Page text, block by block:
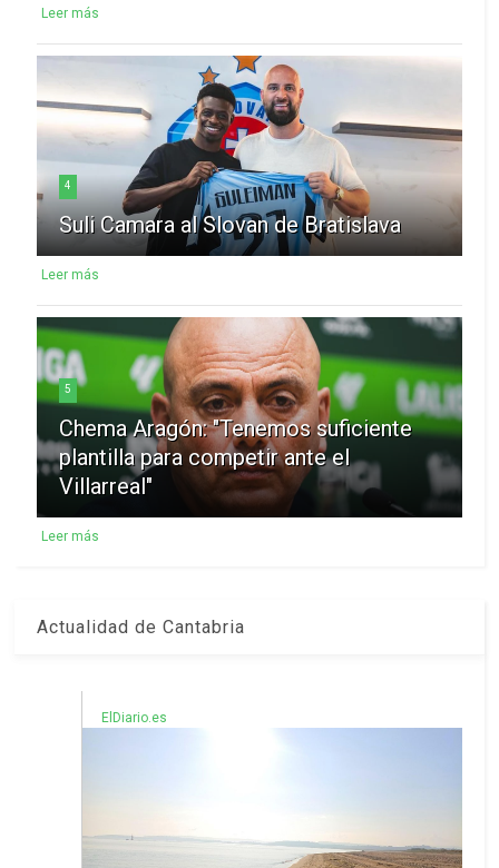
Leer más
4
Suli Camara al Slovan de Bratislava
Leer más
5
Chema Aragón: "Tenemos suficiente
plantilla para competir ante el
Villarreal"
Leer más
Actualidad de Cantabria
ElDiario.es